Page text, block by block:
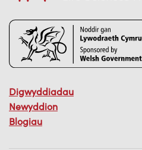
Digwyddiadau
Newyddion
Blogiau